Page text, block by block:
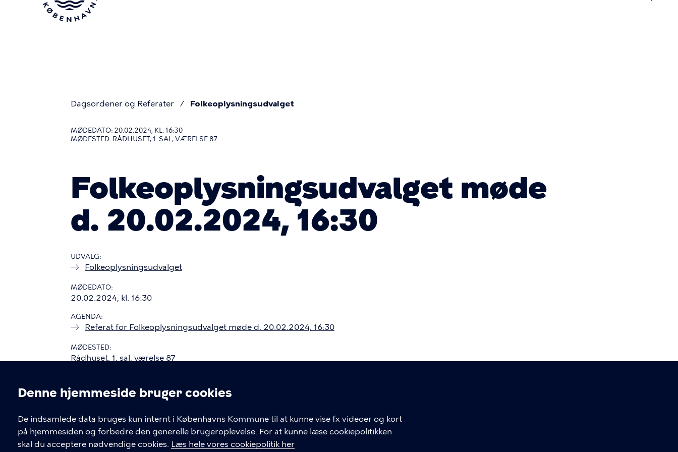
Cookieindstillinger
Denne hjemmeside bruger cookies
De indsamlede data bruges kun internt i Københavns Kommune til at kunne vise fx videoer og kort
på hjemmesiden og forbedre den generelle brugeroplevelse. For at kunne læse cookiepolitikken
skal du acceptere nødvendige cookies. Læs hele vores cookiepolitik her
Dagsordener og Referater Folkeoplysningsudvalget
MØDEDATO: 20.02.2024, KL. 16:30
MØDESTED: RÅDHUSET, 1. SAL, VÆRELSE 87
Folkeoplysningsudvalget møde
d. 20.02.2024, 16:30
UDVALG
Folkeoplysningsudvalget
MØDEDATO
20.02.2024, kl. 16:30
AGENDA
Referat for Folkeoplysningsudvalget møde d. 20.02.2024, 16:30
MØDESTED
Rådhuset, 1. sal, værelse 87
Kontakt Københavns Kommune GENVEJE